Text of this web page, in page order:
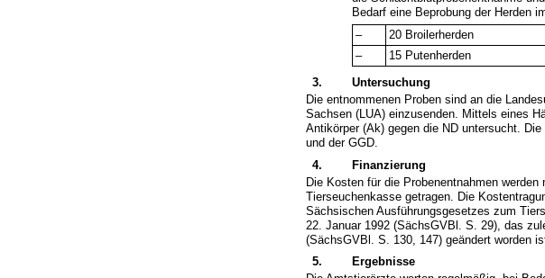
Bedarf eine Beprobung der Herden
–
20 Broilerherden
–
15 Putenherden
3.
Untersuchung
Die entnommenen Proben sind an die
Sachsen (LUA) einzusenden. Mittels eines
Antikörper (Ak) gegen die ND untersucht.
und der GGD.
4.
Finanzierung
Die Kosten für die Probenentnahmen
Tierseuchenkasse getragen. Die
Sächsischen Ausführungsgesetzes zum
22. Januar 1992 (SächsGVBl. S. 29), das
(SächsGVBl. S. 130, 147) geändert worden
5.
Ergebnisse